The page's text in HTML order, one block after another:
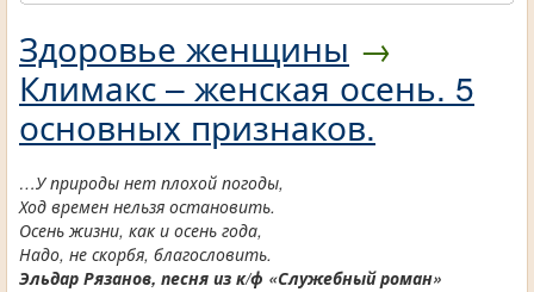
Здоровье женщины →
Климакс – женская осень. 5
основных признаков.
…У природы нет плохой погоды,
Ход времен нельзя остановить.
Осень жизни, как и осень года,
Надо, не скорбя, благословить.
Эльдар Рязанов, песня из к/ф «Служебный роман»